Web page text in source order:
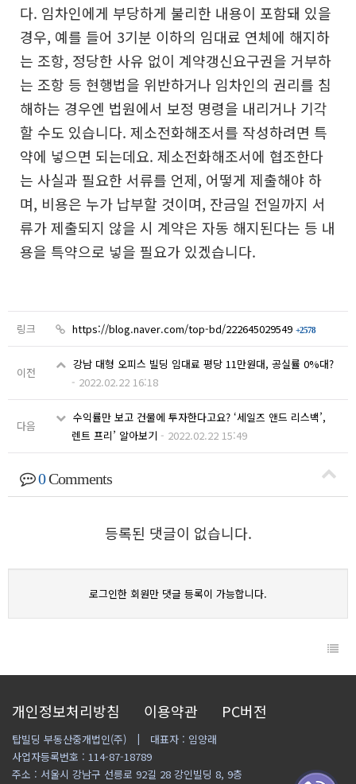
다. 임차인에게 부당하게 불리한 내용이 포함돼 있을
경우, 예를 들어 3기분 이하의 임대료 연체에 해지하
는 조항, 정당한 사유 없이 계약갱신요구권을 거부하
는 조항 등 현행법을 위반하거나 임차인의 권리를 침
해하는 경우엔 법원에서 보정 명령을 내리거나 기각
할 수도 있습니다. 제소전화해조서를 작성하려면 특
약에 넣으면 되는데요. 제소전화해조서에 협조한다
는 사실과 필요한 서류를 언제, 어떻게 제출해야 하
며, 비용은 누가 납부할 것이며, 잔금일 전일까지 서
류가 제출되지 않을 시 계약은 자동 해지된다는 등 내
용을 특약으로 넣을 필요가 있겠습니다.
링크 https://blog.naver.com/top-bd/222645029549 +2578
이전
강남 대형 오피스 빌딩 임대료 평당 11만원대, 공실률 0%대?
- 2022.02.22 16:18
다음
수익률만 보고 건물에 투자한다고요? ‘세일즈 앤드 리스백’,
렌트 프리’ 알아보기 - 2022.02.22 15:49
0Comments
등록된 댓글이 없습니다.
로그인한 회원만 댓글 등록이 가능합니다.
개인정보처리방침 이용약관 PC버전
탑빌딩 부동산중개법인(주)
대표자 : 임양래
사업자등록번호 : 114-87-18789
주소 : 서울시 강남구 선릉로 92길 28 강인빌딩 8, 9층